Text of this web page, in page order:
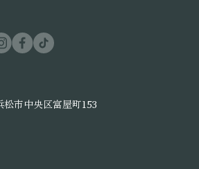
市中央区富屋町153